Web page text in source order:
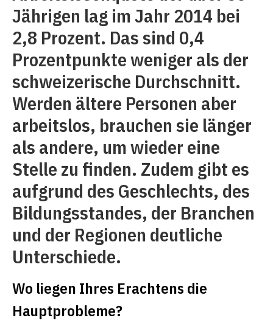
Jährigen lag im Jahr 2014 bei
2,8 Prozent. Das sind 0,4
Prozentpunkte weniger als der
schweizerische Durchschnitt.
Werden ältere Personen aber
arbeitslos, brauchen sie länger
als andere, um wieder eine
Stelle zu finden. Zudem gibt es
aufgrund des Geschlechts, des
Bildungsstandes, der Branchen
und der Regionen deutliche
Unterschiede.
Wo liegen Ihres Erachtens die
Hauptprobleme?